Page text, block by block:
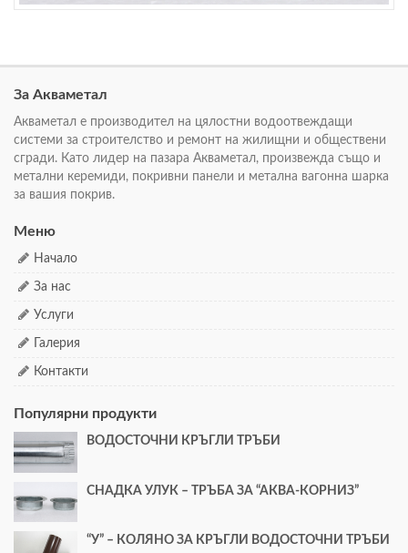
За Акваметал
Акваметал е производител на цялостни водоотвеждащи
системи за строителство и ремонт на жилищни и обществени
сгради. Като лидер на пазара Акваметал, произвежда също и
метални керемиди, покривни панели и метална вагонна шарка
за вашия покрив.
Меню
Начало
За нас
Услуги
Галерия
Контакти
Популярни продукти
ВОДОСТОЧНИ КРЪГЛИ ТРЪБИ
СНАДКА УЛУК – ТРЪБА ЗА “АКВА-КОРНИЗ”
“У” – КОЛЯНО ЗА КРЪГЛИ ВОДОСТОЧНИ ТРЪБИ